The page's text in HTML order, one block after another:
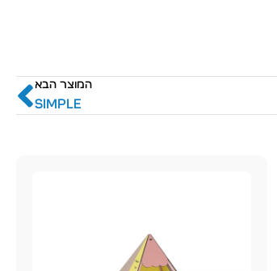
המוצר הבא
SIMPLE